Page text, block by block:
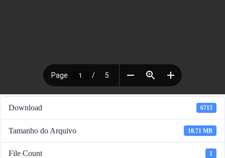
Download 6715
Tamanho do Arquivo 10.71 MB
File Count 1